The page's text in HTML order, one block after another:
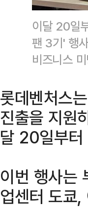
이달 20일
팬 3기' 행
비즈니스
롯데벤처스
진출을 지원
달 20일부터
이번 행사는
업센터 도쿄